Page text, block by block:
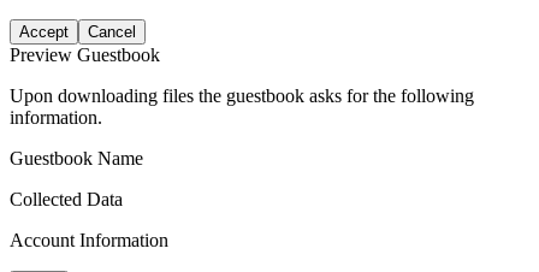
Accept Cancel
Preview Guestbook
Upon downloading files the guestbook asks for the following
information.
Guestbook Name
Collected Data
Account Information